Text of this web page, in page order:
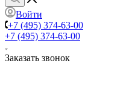
Войти
+7 (495) 374-63-00
+7 (495) 374-63-00
Заказать звонок